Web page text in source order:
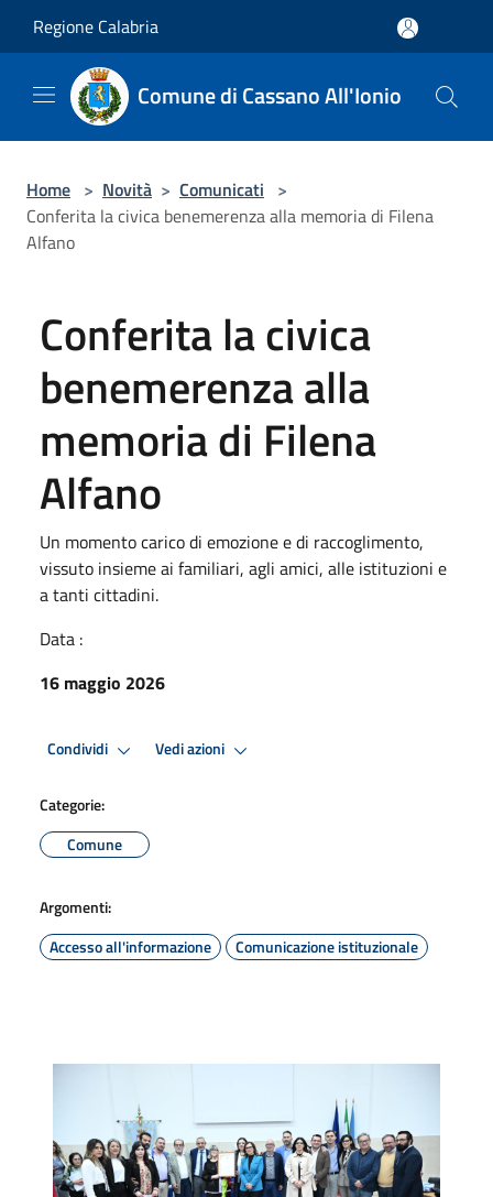
Regione Calabria
Comune di Cassano All'Ionio
Home > Novità > Comunicati >
Conferita la civica benemerenza alla memoria di Filena
Alfano
Conferita la civica
benemerenza alla
memoria di Filena
Alfano
Un momento carico di emozione e di raccoglimento,
vissuto insieme ai familiari, agli amici, alle istituzioni e
a tanti cittadini.
Data :
16 maggio 2026
Condividi Vedi azioni
Categorie:
Comune
Argomenti:
Accesso all'informazione
Comunicazione istituzionale